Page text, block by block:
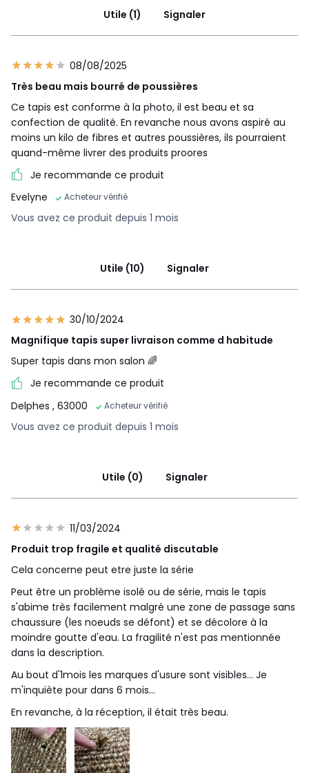
Utile (1) Signaler
08/08/2025
Très beau mais bourré de poussières
Ce tapis est conforme à la photo, il est beau et sa
confection de qualité. En revanche nous avons aspiré au
moins un kilo de fibres et autres poussières, ils pourraient
quand-même livrer des produits proores
Je recommande ce produit
Evelyne
Acheteur vérifié
Vous avez ce produit depuis 1 mois
Utile (10) Signaler
30/10/2024
Magnifique tapis super livraison comme d habitude
Super tapis dans mon salon 🌈
Je recommande ce produit
Delphes , 63000 Acheteur vérifié
Vous avez ce produit depuis 1 mois
Utile (0) Signaler
11/03/2024
Produit trop fragile et qualité discutable
Cela concerne peut etre juste la série
Peut être un problème isolé ou de série, mais le tapis
s'abime très facilement malgré une zone de passage sans
chaussure (les noeuds se défont) et se décolore à la
moindre goutte d'eau. La fragilité n'est pas mentionnée
dans la description.
Au bout d'1mois les marques d'usure sont visibles... Je
m'inquiète pour dans 6 mois...
En revanche, à la réception, il était très beau.